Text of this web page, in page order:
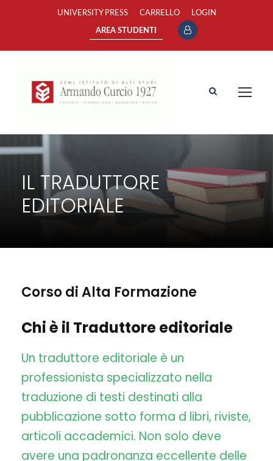
UNIVERSITY PRESS CARRELLO LOGIN
AREA STUDENTI
IL TRADUTTORE
EDITORIALE
Corso di Alta Formazione
Chi è il Traduttore editoriale
Un traduttore editoriale è un
professionista specializzato nella
traduzione di testi destinati alla
pubblicazione sotto forma d libri, riviste,
articoli accademici. Non solo deve
avere una padronanza eccellente delle